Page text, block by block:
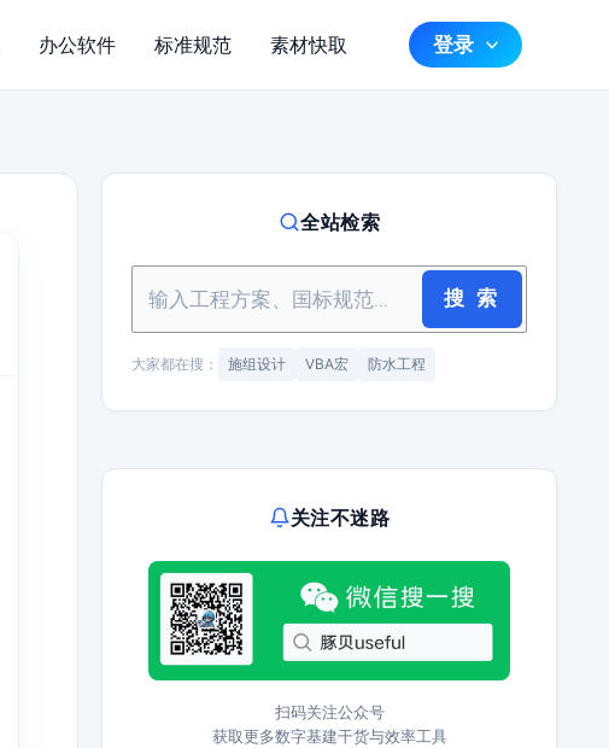
办公软件 标准规范 素材快取 登录
全站检索
搜 索
大家都在搜： 施组设计 VBA宏 防水工程
关注不迷路
扫码关注公众号
获取更多数字基建干货与效率工具